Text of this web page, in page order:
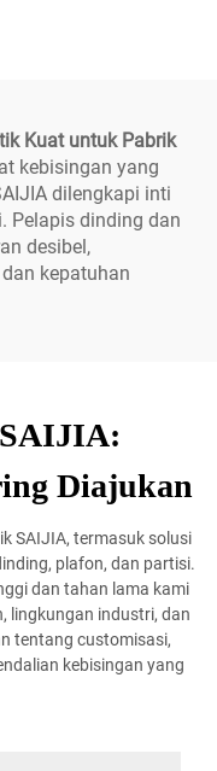
Kuat untuk Pabrik
kebisingan yang
dilengkapi inti
Pelapis dinding dan
desibel,
kepatuhan
Diajukan
SAIJIA, termasuk solusi
plafon, dan partisi.
dan tahan lama kami
lingkungan industri, dan
tentang customisasi,
kebisingan yang